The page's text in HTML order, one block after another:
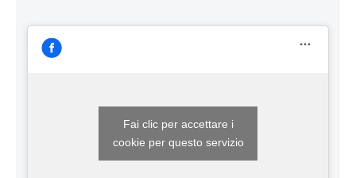
Fai clic per accettare i
cookie per questo servizio